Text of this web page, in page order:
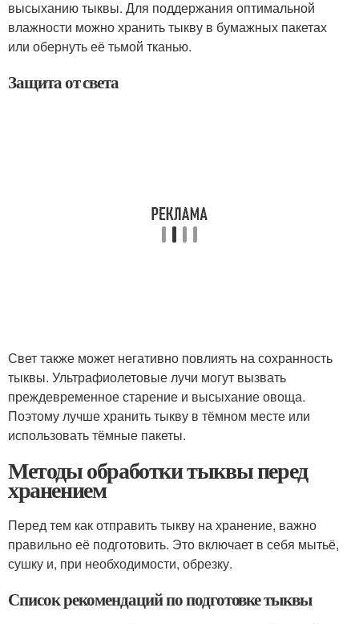
высыханию тыквы. Для поддержания оптимальной
влажности можно хранить тыкву в бумажных пакетах
или обернуть её тьмой тканью.
Защита от света
Свет также может негативно повлиять на сохранность
тыквы. Ультрафиолетовые лучи могут вызвать
преждевременное старение и высыхание овоща.
Поэтому лучше хранить тыкву в тёмном месте или
использовать тёмные пакеты.
Методы обработки тыквы перед
хранением
Перед тем как отправить тыкву на хранение, важно
правильно её подготовить. Это включает в себя мытьё,
сушку и, при необходимости, обрезку.
Список рекомендаций по подготовке тыквы